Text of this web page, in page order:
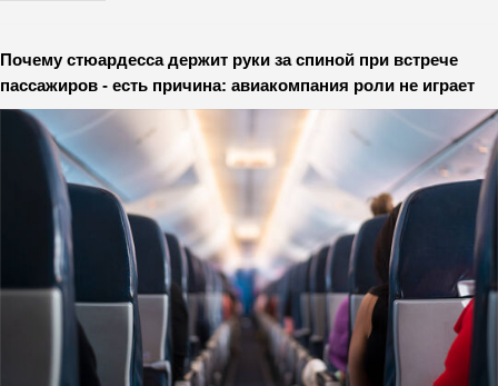
Почему стюардесса держит руки за спиной при встрече
пассажиров - есть причина: авиакомпания роли не играет